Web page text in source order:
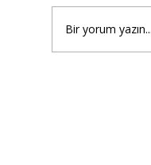
Bir yorum yazın...